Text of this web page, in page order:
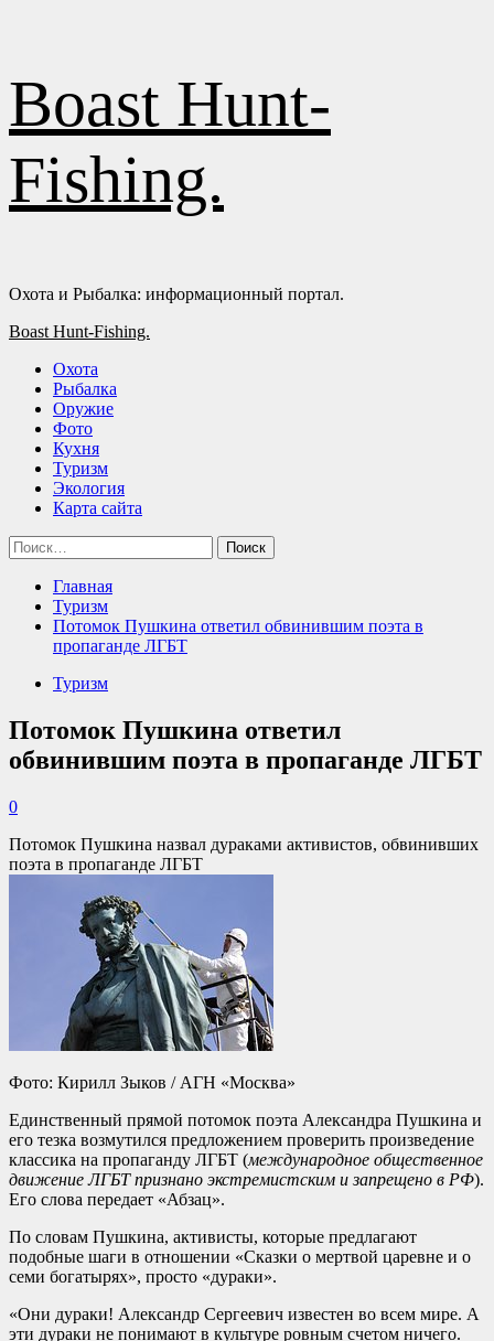
содержимому
Boast Hunt-
Fishing.
Охота и Рыбалка: информационный портал.
Основное
Boast Hunt-Fishing.
Охота
Рыбалка
Оружие
Фото
Кухня
Туризм
Экология
Карта сайта
Найти:
Главная
Туризм
Потомок Пушкина ответил обвинившим поэта в
пропаганде ЛГБТ
Туризм
Потомок Пушкина ответил
обвинившим поэта в пропаганде ЛГБТ
0
Потомок Пушкина назвал дураками активистов, обвинивших
поэта в пропаганде ЛГБТ
Фото: Кирилл Зыков / АГН «Москва»
Единственный прямой потомок поэта Александра Пушкина и
его тезка возмутился предложением проверить произведение
классика на пропаганду ЛГБТ (международное общественное
движение ЛГБТ признано экстремистским и запрещено в РФ).
Его слова передает «Абзац».
По словам Пушкина, активисты, которые предлагают
подобные шаги в отношении «Сказки о мертвой царевне и о
семи богатырях», просто «дураки».
«Они дураки! Александр Сергеевич известен во всем мире. А
эти дураки не понимают в культуре ровным счетом ничего.